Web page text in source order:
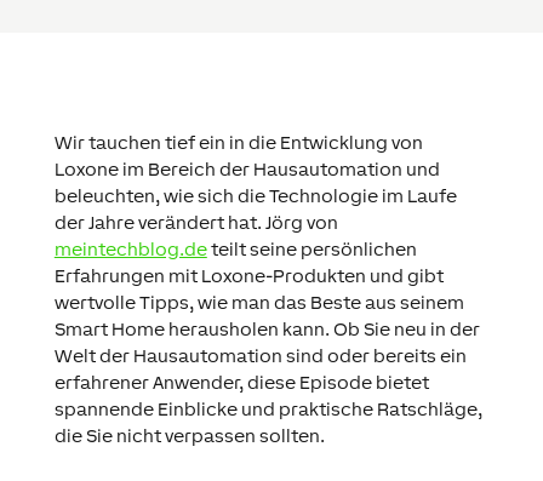
Wir tauchen tief ein in die Entwicklung von
Loxone im Bereich der Hausautomation und
beleuchten, wie sich die Technologie im Laufe
der Jahre verändert hat. Jörg von
meintechblog.deteilt seine persönlichen
Erfahrungen mit Loxone-Produkten und gibt
wertvolle Tipps, wie man das Beste aus seinem
Smart Home herausholen kann. Ob Sie neu in der
Welt der Hausautomation sind oder bereits ein
erfahrener Anwender, diese Episode bietet
spannende Einblicke und praktische Ratschläge,
die Sie nicht verpassen sollten.